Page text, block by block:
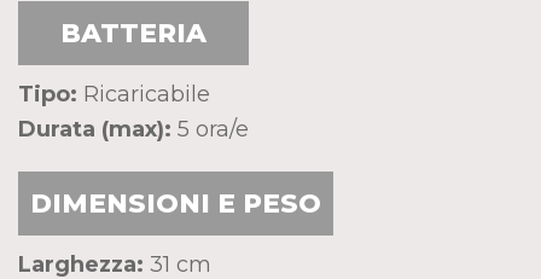
BATTERIA
Tipo: Ricaricabile
Durata (max): 5 ora/e
DIMENSIONI E PESO
Larghezza: 31 cm